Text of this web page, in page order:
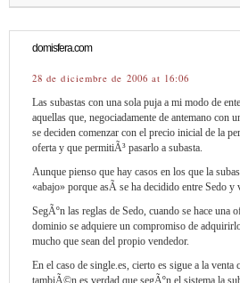
domisfera.com
28 de diciembre de 2006 at 16:06
Las subastas con una sola puja a mi modo de
aquellas que, negociadamente de antemano con
se deciden comenzar con el precio inicial de la
oferta y que permitiÃ³ pasarlo a subasta.
Aunque pienso que hay casos en los que la
«abajo» porque asÃ­ se ha decidido entre Sedo y
SegÃºn las reglas de Sedo, cuando se hace una
dominio se adquiere un compromiso de
mucho que sean del propio vendedor.
En el caso de single.es, cierto es sigue a la venta
tambiÃ©n es verdad que segÃºn el sistema la